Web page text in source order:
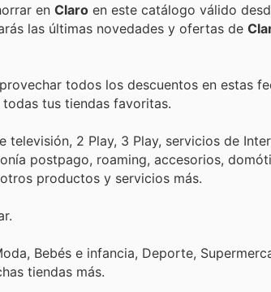
y oportunidades para ahorrar en Claro en este catálogo válido
las últimas novedades y ofertas de
todos los descuentos en estas
todas tus tiendas favoritas.
2 Play, 3 Play, servicios de
postpago, roaming, accesorios,
productos y servicios más.
Bebés e infancia, Deporte,
tiendas más.